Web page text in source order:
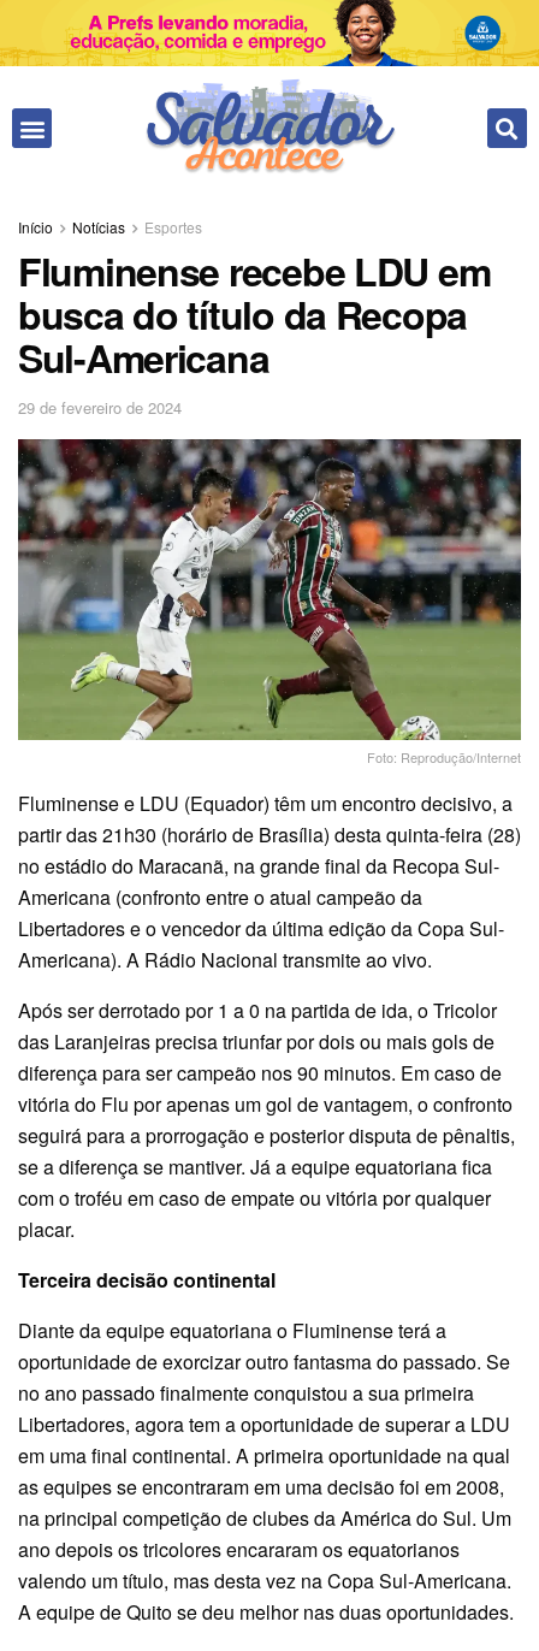
Início Notícias Esportes
Fluminense recebe LDU em
busca do título da Recopa
Sul-Americana
29 de fevereiro de 2024
Foto: Reprodução/Internet
Fluminense e LDU (Equador) têm um encontro decisivo, a
partir das 21h30 (horário de Brasília) desta quinta-feira (28)
no estádio do Maracanã, na grande final da Recopa Sul-
Americana (confronto entre o atual campeão da
Libertadores e o vencedor da última edição da Copa Sul-
Americana). A Rádio Nacional transmite ao vivo.
Após ser derrotado por 1 a 0 na partida de ida, o Tricolor
das Laranjeiras precisa triunfar por dois ou mais gols de
diferença para ser campeão nos 90 minutos. Em caso de
vitória do Flu por apenas um gol de vantagem, o confronto
seguirá para a prorrogação e posterior disputa de pênaltis,
se a diferença se mantiver. Já a equipe equatoriana fica
com o troféu em caso de empate ou vitória por qualquer
placar.
Terceira decisão continental
Diante da equipe equatoriana o Fluminense terá a
oportunidade de exorcizar outro fantasma do passado. Se
no ano passado finalmente conquistou a sua primeira
Libertadores, agora tem a oportunidade de superar a LDU
em uma final continental. A primeira oportunidade na qual
as equipes se encontraram em uma decisão foi em 2008,
na principal competição de clubes da América do Sul. Um
ano depois os tricolores encararam os equatorianos
valendo um título, mas desta vez na Copa Sul-Americana.
A equipe de Quito se deu melhor nas duas oportunidades.